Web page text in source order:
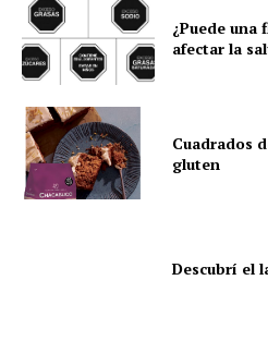
¿Puede una
afectar la
Cuadrados
gluten
Descubrí el